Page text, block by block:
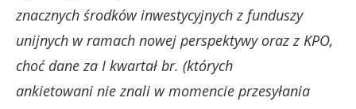
znacznych środków inwestycyjnych z funduszy
unijnych w ramach nowej perspektywy oraz z KPO,
choć dane za I kwartał br. (których
ankietowani nie znali w momencie przesyłania